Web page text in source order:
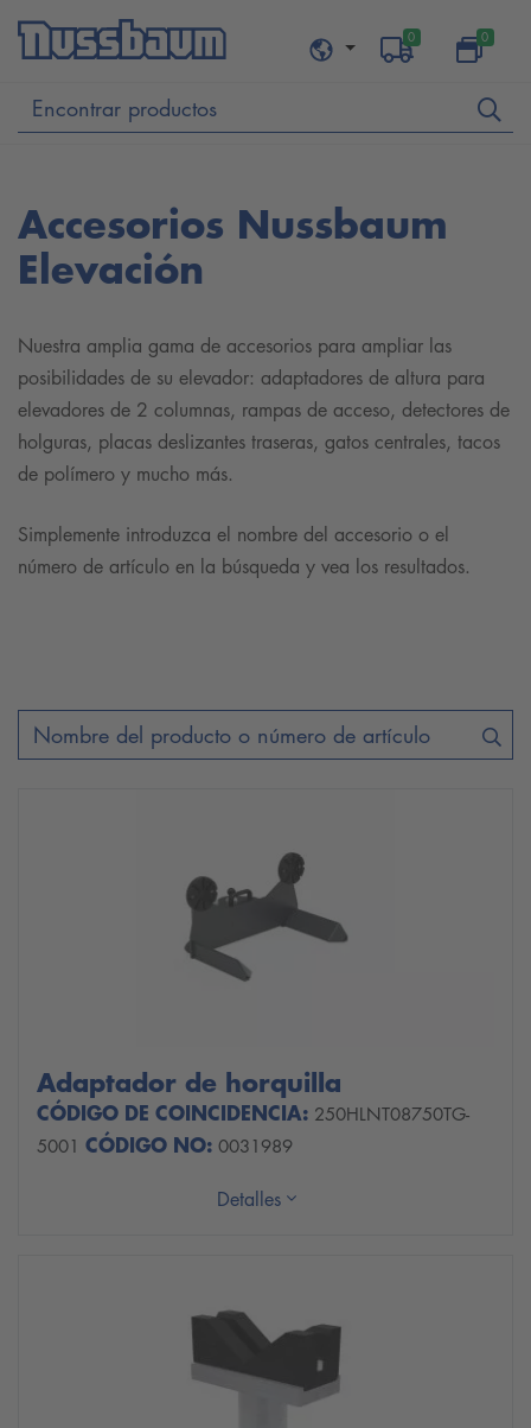
0 0
Accesorios Nussbaum
Elevación
Nuestra amplia gama de accesorios para ampliar las
posibilidades de su elevador: adaptadores de altura para
elevadores de 2 columnas, rampas de acceso, detectores de
holguras, placas deslizantes traseras, gatos centrales, tacos
de polímero y mucho más.
Simplemente introduzca el nombre del accesorio o el
número de artículo en la búsqueda y vea los resultados.
Adaptador de horquilla
CÓDIGO DE COINCIDENCIA: 250HLNT08750TG-
5001 CÓDIGO NO: 0031989
Detalles